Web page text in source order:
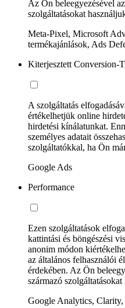
Az Ön beleegyezésével
szolgáltatásokat
Meta-Pixel, Microsoft
termékajánlások, Ads
Kiterjesztett Conversion-
A szolgáltatás
értékelhetjük online
hirdetési kínálatunkat.
személyes adatait
szolgáltatókkal, ha Ön
Google Ads
Performance
Ezen szolgáltatások
kattintási és böngészési
anonim módon
az általános felhasználói
érdekében. Az Ön
származó
Google Analytics,